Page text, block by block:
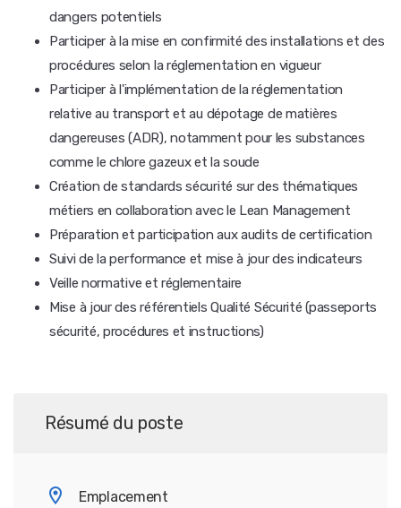
dangers potentiels
Participer à la mise en confirmité des installations et des
procédures selon la réglementation en vigueur
Participer à l'implémentation de la réglementation
relative au transport et au dépotage de matières
dangereuses (ADR), notamment pour les substances
comme le chlore gazeux et la soude
Création de standards sécurité sur des thématiques
métiers en collaboration avec le Lean Management
Préparation et participation aux audits de certification
Suivi de la performance et mise à jour des indicateurs
Veille normative et réglementaire
Mise à jour des référentiels Qualité Sécurité (passeports
sécurité, procédures et instructions)
Résumé du poste
Emplacement